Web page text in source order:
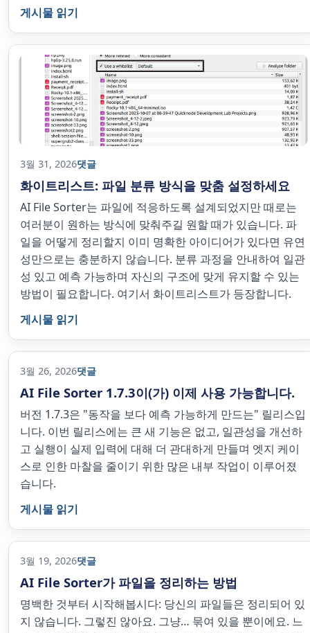
게시물 읽기
3월 31, 2026댓글
화이트리스트: 파일 분류 방식을 맞춤 설정하세요
AI File Sorter는 파일에 적응하도록 설계되었지만 때로는
여러분이 원하는 방식에 맞춰주길 원할 때가 있습니다. 파
일을 어떻게 정리할지 이미 명확한 아이디어가 있다면 유연
성만으로는 충분하지 않습니다. 분류 과정을 안내하여 일관
성 있고 예측 가능하며 자신의 구조에 맞게 유지할 수 있는
방법이 필요합니다. 여기서 화이트리스트가 등장합니다.
게시물 읽기
3월 26, 2026댓글
AI File Sorter 1.7.3이(가) 이제 사용 가능합니다.
버전 1.7.3은 "동작을 보다 예측 가능하게 만드는" 릴리스입
니다. 이번 릴리스에는 큰 새 기능은 없고, 일관성을 개선하
고 실행이 실제 입력에 대해 더 관대하게 만들며 엣지 케이
스로 인한 마찰을 줄이기 위한 많은 내부 작업이 이루어졌
습니다.
게시물 읽기
3월 19, 2026댓글
AI File Sorter가 파일을 정리하는 방법
명백한 것부터 시작해봅시다: 당신의 파일들은 정리되어 있
지 않습니다. 그렇진 않아요. 그냥… 묶여 있을 뿐이에요. 느